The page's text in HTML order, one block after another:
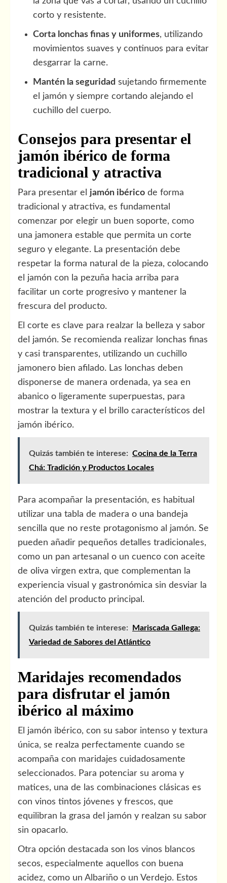
corto y resistente.
Corta lonchas finas y uniformes, utilizando
movimientos suaves y continuos para evitar
desgarrar la carne.
Mantén la seguridad sujetando firmemente
el jamón y siempre cortando alejando el
cuchillo del cuerpo.
Consejos para presentar el
jamón ibérico de forma
tradicional y atractiva
Para presentar el jamón ibérico de forma
tradicional y atractiva, es fundamental
comenzar por elegir un buen soporte, como
una jamonera estable que permita un corte
seguro y elegante. La presentación debe
respetar la forma natural de la pieza, colocando
el jamón con la pezuña hacia arriba para
facilitar un corte progresivo y mantener la
frescura del producto.
El corte es clave para realzar la belleza y sabor
del jamón. Se recomienda realizar lonchas finas
y casi transparentes, utilizando un cuchillo
jamonero bien afilado. Las lonchas deben
disponerse de manera ordenada, ya sea en
abanico o ligeramente superpuestas, para
mostrar la textura y el brillo característicos del
jamón ibérico.
Quizás también te interese: Cocina de la Terra
Chá: Tradición y Productos Locales
Para acompañar la presentación, es habitual
utilizar una tabla de madera o una bandeja
sencilla que no reste protagonismo al jamón. Se
pueden añadir pequeños detalles tradicionales,
como un pan artesanal o un cuenco con aceite
de oliva virgen extra, que complementan la
experiencia visual y gastronómica sin desviar la
atención del producto principal.
Quizás también te interese:
Mariscada Gallega:
Variedad de Sabores del Atlántico
Maridajes recomendados
para disfrutar el jamón
ibérico al máximo
El jamón ibérico, con su sabor intenso y textura
única, se realza perfectamente cuando se
acompaña con maridajes cuidadosamente
seleccionados. Para potenciar su aroma y
matices, una de las combinaciones clásicas es
con vinos tintos jóvenes y frescos, que
equilibran la grasa del jamón y realzan su sabor
sin opacarlo.
Otra opción destacada son los vinos blancos
secos, especialmente aquellos con buena
acidez, como un Albariño o un Verdejo. Estos